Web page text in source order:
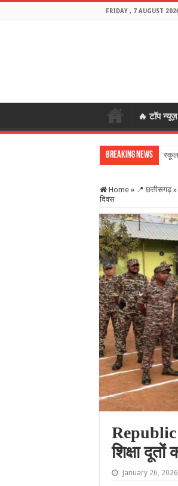
FRIDAY , 7 AUGUST
🔥 टॉप न्यूज़
Breaking News स्कूल
Home » 📍 छत्तीसगढ़ »
दिवस
Republic
शिक्षा
January 26, 2026